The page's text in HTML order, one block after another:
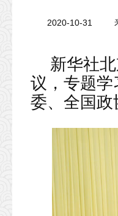
2020-10-31
新华社
议，专题
委、全国